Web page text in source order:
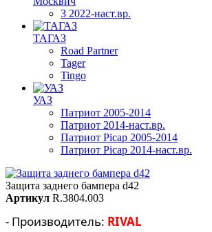
3 2022-наст.вр.
ТАГАЗ
Road Partner
Tager
Tingo
УАЗ
Патриот 2005-2014
Патриот 2014-наст.вр.
Патриот Picap 2005-2014
Патриот Picap 2014-наст.вр.
Защита заднего бампера d42
Артикул R.3804.003
- Производитель: RIVAL